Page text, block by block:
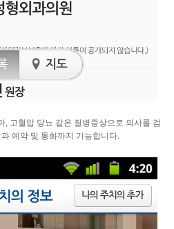
, 고혈압 당뇨 같은 질병증상으로 의사를 검
예약 및 통화까지 가능합니다.